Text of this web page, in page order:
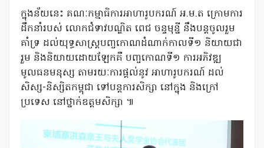
ក្នុងន័យនេះ គណៈកម្មាធិការអាហារូបករណ៍ អ.ម.ត ក្រោមការ
ដឹកនាំរបស់ លោកជំទាវបណ្ឌិត ពេជ ចន្ទមុន្នី នឹងបន្តចូលរួម
គាំទ្រ ដល់យុទ្ធសាស្ត្របញ្ចកោណដំណាក់កាលទី១ និយាយជា
រួម និងនិយាយដោយឡែកគឺ បញ្ចកោណទី១ ការអភិវឌ្ឍ
មូលធនមនុស្ស តាមរយៈការផ្តល់នូវ អាហារូបករណ៍ ដល់
សិស្ស-និស្សិតកម្ពុជា ទៅបន្តការសិក្សា នៅក្នុង និងក្រៅ
ប្រទេស នៅថ្នាក់ឧត្តមសិក្សា ៕